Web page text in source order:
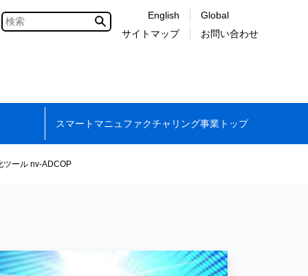
English
サイトマップ
Global
お問い合わせ
スマートマニュファクチャリング事業トップ
ツール nv-ADCOP